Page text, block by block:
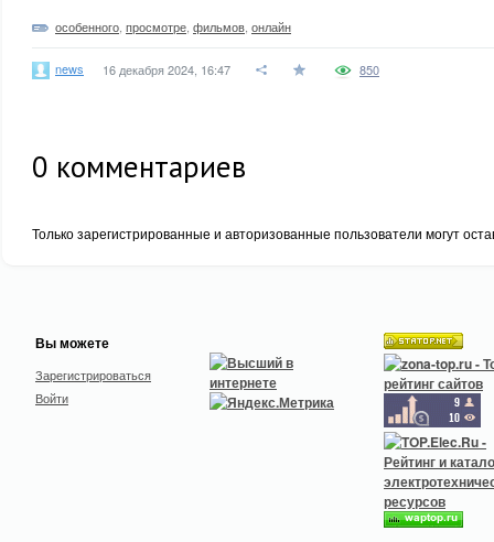
особенного просмотре фильмов онлайн
news 16 декабря 2024, 16:47 850
0 комментариев
Только зарегистрированные и авторизованные пользователи могут
Вы можете
Зарегистрироваться
Войти